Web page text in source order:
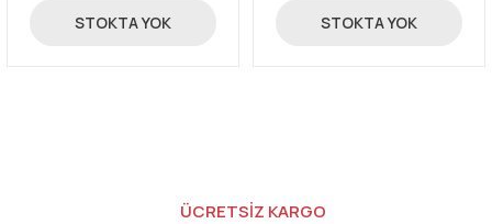
72,00 TL
STOKTA YOK 87,00 TL
STOKTA YOK
ÜCRETSİZ KARGO